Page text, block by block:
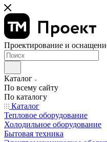
Проектирование и
Каталог
По всему сайту
По каталогу
Каталог
Тепловое оборудование
Холодильное оборудование
Бытовая техника